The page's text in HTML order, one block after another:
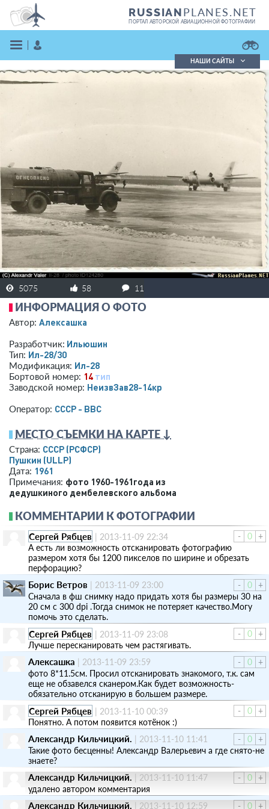
RUSSIANPLANES.NET
ПОРТАЛ АВТОРСКОЙ АВИАЦИОННОЙ ФОТОГРАФИИ
ЗАРЕГИСТРИРОВАТЬСЯ
НАШИ САЙТЫ
5075 58 11
ИНФОРМАЦИЯ О ФОТО
Автор: Алексашка
Разработчик: Ильюшин
Тип: Ил-28/30
Модификация: Ил-28
Бортовой номер: 14 тип
Заводской номер: НеизвЗав28-14кр
Оператор: СССР - ВВС
МЕСТО СЪЕМКИ НА КАРТЕ ↓
Страна: СССР (РСФСР)
Пушкин (ULLP)
Дата: 1961
Примечания: фото 1960-1961года из
дедушкиного дембелевского альбома
КОММЕНТАРИИ К ФОТОГРАФИИ
- 0 +
Сергей Рябцев | 2013-11-09 22:34
А есть ли возможность отсканировать фотографию
размером хотя бы 1200 пикселов по ширине и обрезать
перфорацию?
-
0 +
Борис Ветров | 2013-11-09 23:00
Сначала в фш снимку надо придать хотя бы размеры 30 на
20 см с 300 dpi .Тогда снимок не потеряет качество.Могу
помочь это сделать.
-
0 +
Сергей Рябцев | 2013-11-09 23:08
Лучше пересканировать чем растягивать.
-
0 +
Алексашка | 2013-11-09 23:59
фото 8*11.5см. Просил отсканировать знакомого, т.к. сам
еще не обзавелся сканером.Как будет возможность-
обязательно отсканирую в большем размере.
-
0 +
Сергей Рябцев | 2013-11-10 00:39
Понятно. А потом появится котёнок :)
-
0 +
Александр Кильчицкий. | 2013-11-10 11:41
Такие фото бесценны! Александр Валерьевич а где снято-не
знаете?
-
0 +
Александр Кильчицкий.
2013-11-10 11:47
удалено автором комментария
-
0 +
Александр Кильчицкий. 2013-11-10 12:59